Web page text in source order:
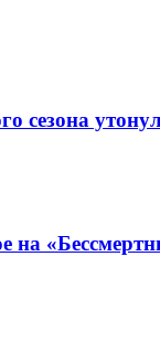
сезона
на